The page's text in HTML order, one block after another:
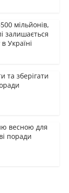
мільйонів,
залишається
Україні
та зберігати
весною для
поради